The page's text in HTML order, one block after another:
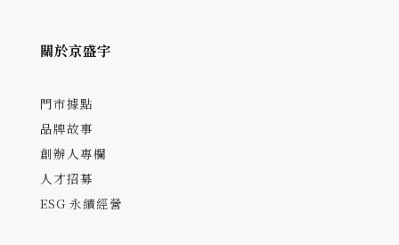
關於京盛宇
門市據點
品牌故事
創辦人專欄
人才招募
ESG 永續經營